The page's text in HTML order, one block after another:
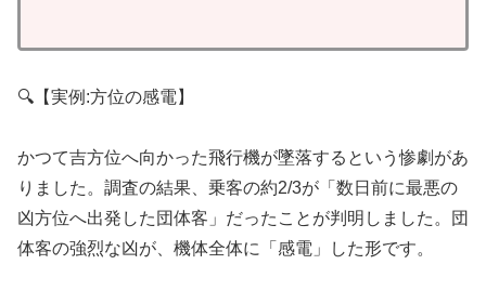
🔍【実例:方位の感電】
かつて吉方位へ向かった飛行機が墜落するという惨劇があ
りました。調査の結果、乗客の約2/3が「数日前に最悪の
凶方位へ出発した団体客」だったことが判明しました。団
体客の強烈な凶が、機体全体に「感電」した形です。